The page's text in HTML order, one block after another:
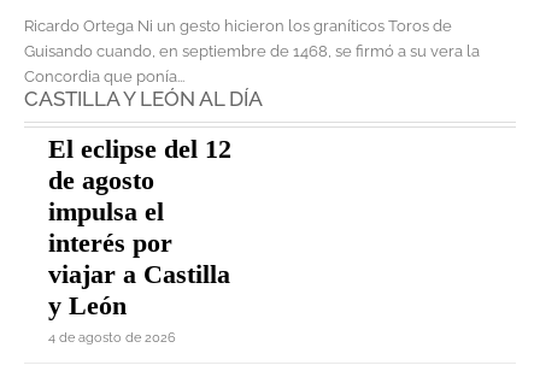
Ricardo Ortega Ni un gesto hicieron los graníticos Toros de
Guisando cuando, en septiembre de 1468, se firmó a su vera la
Concordia que ponía...
CASTILLA Y LEÓN AL DÍA
El eclipse del 12
de agosto
impulsa el
interés por
viajar a Castilla
y León
4 de agosto de 2026